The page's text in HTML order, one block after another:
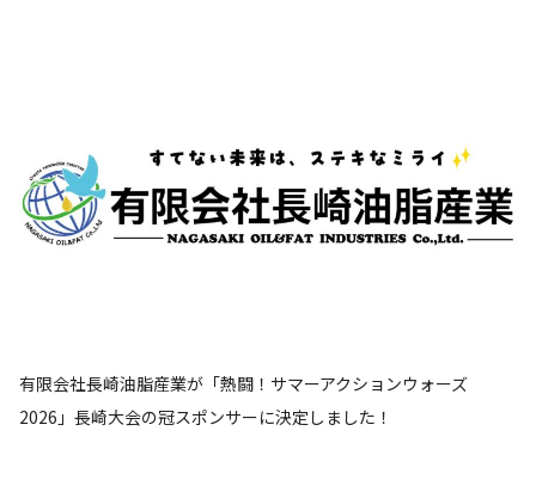
有限会社長崎油脂産業が「熱闘！サマーアクションウォーズ
2026」長崎大会の冠スポンサーに決定しました！